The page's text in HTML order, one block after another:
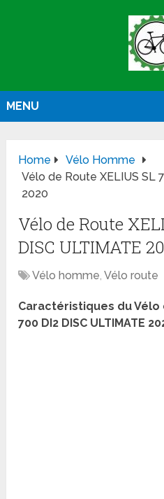
MENU
Home
Vélo Homme
Vélo de Route XELIUS SL
2020
Vélo de Route
DISC ULTIMATE
Vélo homme,Vélo route
Caractéristiques du Vélo
700 DI2 DISC ULTIMATE